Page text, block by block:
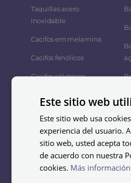
Taquillas acero
inoxidable
Cacifos em melamina
Cacifos fenólicos
Cacifos eléctricos
Este sitio web
Este sitio web usa
experiencia del usuario.
sitio web, usted acepta
de acuerdo con nuestra
cookies. Más información